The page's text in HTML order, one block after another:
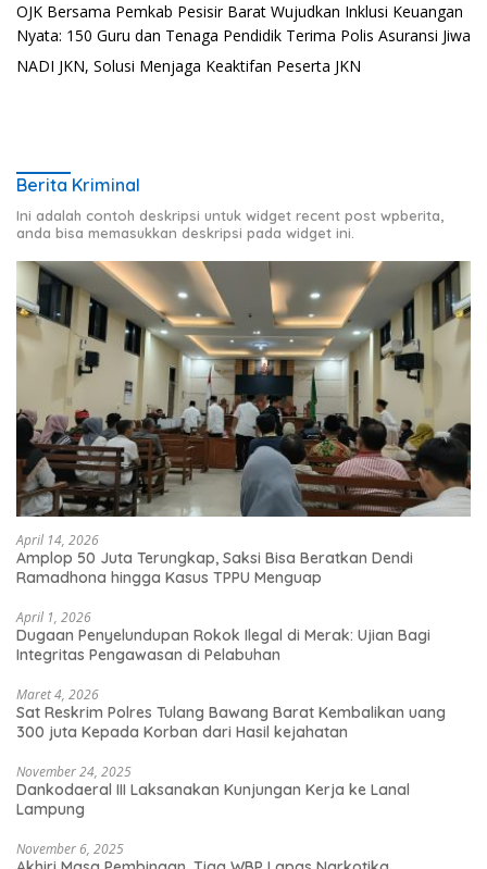
OJK Bersama Pemkab Pesisir Barat Wujudkan Inklusi Keuangan
Nyata: 150 Guru dan Tenaga Pendidik Terima Polis Asuransi Jiwa
NADI JKN, Solusi Menjaga Keaktifan Peserta JKN
Berita Kriminal
Ini adalah contoh deskripsi untuk widget recent post wpberita,
anda bisa memasukkan deskripsi pada widget ini.
April 14, 2026
Amplop 50 Juta Terungkap, Saksi Bisa Beratkan Dendi
Ramadhona hingga Kasus TPPU Menguap
April 1, 2026
Dugaan Penyelundupan Rokok Ilegal di Merak: Ujian Bagi
Integritas Pengawasan di Pelabuhan
Maret 4, 2026
Sat Reskrim Polres Tulang Bawang Barat Kembalikan uang
300 juta Kepada Korban dari Hasil kejahatan
November 24, 2025
Dankodaeral III Laksanakan Kunjungan Kerja ke Lanal
Lampung
November 6, 2025